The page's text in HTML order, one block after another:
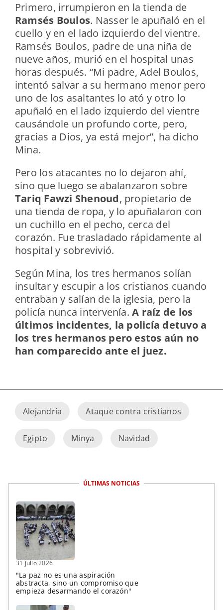
Primero, irrumpieron en la tienda de
Ramsés Boulos. Nasser le apuñaló en el
cuello y en el lado izquierdo del vientre.
Ramsés Boulos, padre de una niña de
nueve años, murió en el hospital unas
horas después. “Mi padre, Adel Boulos,
intentó salvar a su hermano menor pero
uno de los asaltantes lo ató y otro lo
apuñaló en el lado izquierdo del vientre
causándole un profundo corte, pero,
gracias a Dios, ya está mejor”, ha dicho
Mina.
Pero los atacantes no lo dejaron ahí,
sino que luego se abalanzaron sobre
Tariq Fawzi Shenoud, propietario de
una tienda de ropa, y lo apuñalaron con
un cuchillo en el pecho, cerca del
corazón. Fue trasladado rápidamente al
hospital y sobrevivió.
Según Mina, los tres hermanos solían
insultar y escupir a los cristianos cuando
entraban y salían de la iglesia, pero la
policía nunca intervenía.A raíz de los
últimos incidentes, la policía detuvo a
los tres hermanos pero estos aún no
han comparecido ante el juez.
Alejandría Ataque contra cristianos
Egipto Minya Navidad
ÚLTIMAS NOTICIAS
31 julio 2026
"La paz no es una aspiración
abstracta, sino un compromiso que
empieza desarmando el corazón"